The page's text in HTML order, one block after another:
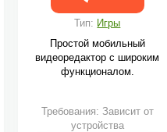
Тип: Игры
Простой мобильный
видеоредактор с широким
функционалом.
Требования: Зависит от
устройства